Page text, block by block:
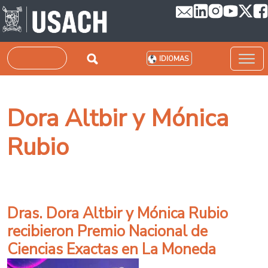
Pasar al contenido principal
Buscar IDIOMAS
Dora Altbir y Mónica
Rubio
Dras. Dora Altbir y Mónica Rubio
recibieron Premio Nacional de
Ciencias Exactas en La Moneda